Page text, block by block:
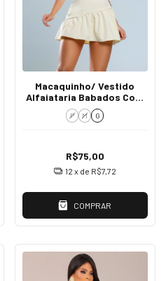
Macaquinho/ Vestido
Alfaiataria Babados Com
Botões Azaleia
P M G
R$75,00
12 x de R$7,72
COMPRAR